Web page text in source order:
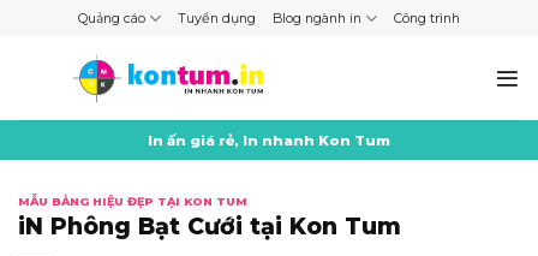
Quảng cáo Tuyển dụng Blog ngành in Công trình
In ấn giá rẻ, In nhanh Kon Tum
MẪU BẢNG HIỆU ĐẸP TẠI KON TUM
iN Phông Bạt Cưới tại Kon Tum